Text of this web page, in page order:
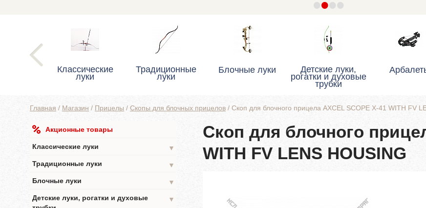
Классические
луки
Традиционные
луки
Блочные луки Детские луки,
рогатки и духовые
трубки
Главная / Магазин / Прицелы / Скопы для блочных прицелов / Скоп для блочного прицела AXCEL SCOPE X-41 WITH FV
Акционные товары
Классические луки
▼
Традиционные луки
▼
Блочные луки
▼
Детские луки, рогатки и духовые
▼
Скоп для блочного
WITH FV LENS HOUSING